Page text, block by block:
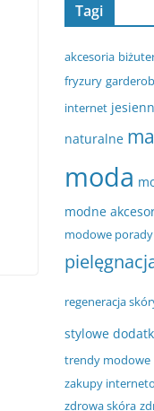
Tagi
akcesoria
fryzury
internet
naturalne
moda
modne
modowe porady
regeneracja
stylowe
trendy modowe
zakupy
zdrowa skóra